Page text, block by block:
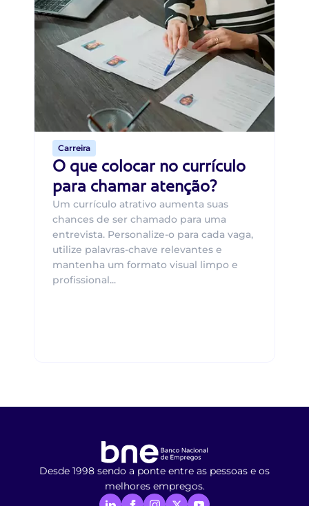
Carreira
O que colocar no currículo
para chamar atenção?
Um currículo atrativo aumenta suas
chances de ser chamado para uma
entrevista. Personalize-o para cada vaga,
utilize palavras-chave relevantes e
mantenha um formato visual limpo e
profissional...
Desde 1998 sendo a ponte entre as pessoas e os
melhores empregos.